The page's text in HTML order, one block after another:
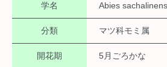
学名 Abies
分類 マツ科モミ属
開花期 5月ごろかな